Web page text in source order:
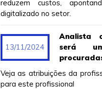
reduzem custos,
digitalizado no setor.
13/11/2024
Analista
será
Veja as atribuições da
para este profissional